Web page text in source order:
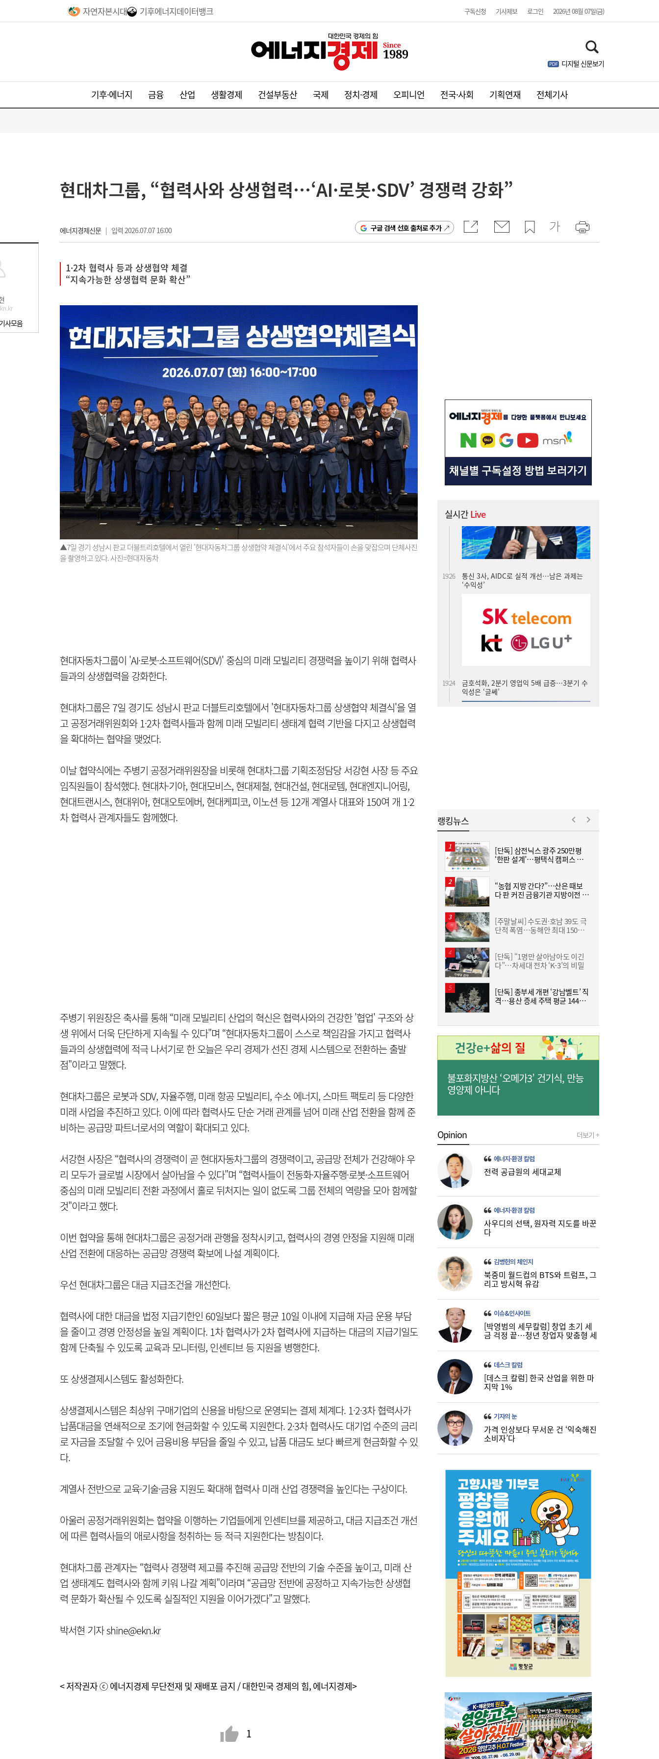
자연자본시대 기후에너지데이터뱅크 구독신청 기사제보 로그인 2026년 08월 07일(금)
디지털 신문보기
기후·에너지 금융 산업 생활경제 건설부동산 국제 정치·경제 오피니언 전국·사회 기획연재 전체기사
사모음
현대차그룹, “협력사와 상생협력…‘AI·로봇·SDV’ 경쟁력 강화”
에너지경제신문| 입력 2026.07.07 16:00 구글 검색 선호 출처로 추가
1·2차 협력사 등과 상생협약 체결
“지속가능한 상생협력 문화 확산”
▲7일 경기 성남시 판교 더블트리호텔에서 열린 '현대자동차그룹 상생협약 체결식'에서 주요 참석자들이 손을 맞잡으며 단체사진
을 촬영하고 있다. 사진=현대자동차
현대자동차그룹이 'AI·로봇·소프트웨어(SDV)' 중심의 미래 모빌리티 경쟁력을 높이기 위해 협력사
들과의 상생협력을 강화한다.
현대차그룹은 7일 경기도 성남시 판교 더블트리호텔에서 '현대자동차그룹 상생협약 체결식'을 열
고 공정거래위원회와 1·2차 협력사들과 함께 미래 모빌리티 생태계 협력 기반을 다지고 상생협력
을 확대하는 협약을 맺었다.
이날 협약식에는 주병기 공정거래위원장을 비롯해 현대차그룹 기획조정담당 서강현 사장 등 주요
임직원들이 참석했다. 현대차·기아, 현대모비스, 현대제철, 현대건설, 현대로템, 현대엔지니어링,
현대트랜시스, 현대위아, 현대오토에버, 현대케피코, 이노션 등 12개 계열사 대표와 150여 개 1·2
차 협력사 관계자들도 함께했다.
주병기 위원장은 축사를 통해 “미래 모빌리티 산업의 혁신은 협력사와의 건강한 '협업' 구조와 상
생 위에서 더욱 단단하게 지속될 수 있다"며 “현대자동차그룹이 스스로 책임감을 가지고 협력사
들과의 상생협력에 적극 나서기로 한 오늘은 우리 경제가 선진 경제 시스템으로 전환하는 출발
점"이라고 말했다.
현대차그룹은 로봇과 SDV, 자율주행, 미래 항공 모빌리티, 수소 에너지, 스마트 팩토리 등 다양한
미래 사업을 추진하고 있다. 이에 따라 협력사도 단순 거래 관계를 넘어 미래 산업 전환을 함께 준
비하는 공급망 파트너로서의 역할이 확대되고 있다.
서강현 사장은 “협력사의 경쟁력이 곧 현대자동차그룹의 경쟁력이고, 공급망 전체가 건강해야 우
리 모두가 글로벌 시장에서 살아남을 수 있다"며 “협력사들이 전동화·자율주행·로봇·소프트웨어
중심의 미래 모빌리티 전환 과정에서 홀로 뒤처지는 일이 없도록 그룹 전체의 역량을 모아 함께할
것"이라고 했다.
이번 협약을 통해 현대차그룹은 공정거래 관행을 정착시키고, 협력사의 경영 안정을 지원해 미래
산업 전환에 대응하는 공급망 경쟁력 확보에 나설 계획이다.
우선 현대차그룹은 대금 지급조건을 개선한다.
협력사에 대한 대금을 법정 지급기한인 60일보다 짧은 평균 10일 이내에 지급해 자금 운용 부담
을 줄이고 경영 안정성을 높일 계획이다. 1차 협력사가 2차 협력사에 지급하는 대금의 지급기일도
함께 단축될 수 있도록 교육과 모니터링, 인센티브 등 지원을 병행한다.
또 상생결제시스템도 활성화한다.
상생결제시스템은 최상위 구매기업의 신용을 바탕으로 운영되는 결제 체계다. 1·2·3차 협력사가
납품대금을 연쇄적으로 조기에 현금화할 수 있도록 지원한다. 2·3차 협력사도 대기업 수준의 금리
로 자금을 조달할 수 있어 금융비용 부담을 줄일 수 있고, 납품 대금도 보다 빠르게 현금화할 수 있
다.
계열사 전반으로 교육·기술·금융 지원도 확대해 협력사 미래 산업 경쟁력을 높인다는 구상이다.
아울러 공정거래위원회는 협약을 이행하는 기업들에게 인센티브를 제공하고, 대금 지급조건 개선
에 따른 협력사들의 애로사항을 청취하는 등 적극 지원한다는 방침이다.
현대차그룹 관계자는 “협력사 경쟁력 제고를 추진해 공급망 전반의 기술 수준을 높이고, 미래 산
업 생태계도 협력사와 함께 키워 나갈 계획"이라며 “공급망 전반에 공정하고 지속가능한 상생협
력 문화가 확산될 수 있도록 실질적인 지원을 이어가겠다"고 말했다.
박서현 기자 shine@ekn.kr
< 저작권자 ⓒ 에너지경제 무단전재 및 재배포 금지 / 대한민국 경제의 힘, 에너지경제>
1
실시간Live
통신 3사, AIDC로 실적 개선…남은 과제는
‘수익성’
금호석화, 2분기 영업익 5배 급증…3분기 수
익성은 ‘글쎄’
17:42
우리은행, 전북 해상풍력 발전사업에 생산적
금융 투입
17:13
유저에 굿즈 주면 사행성 조장?…“시대 맞춰
게임법 바꿔야”
락 부른 ‘루빈 리스크’
16:47
‘북극항로 선구자’ 김태유 교수, 대통령 직속
규제합리화위 부위원장 위촉
랭킹뉴스
[단독] 삼전닉스 광주 250만평
‘한판 설계’…평택식 캠퍼스 들
“농협 지방 간다?”…산은 때보
다 판 커진 금융기관 지방이전 논
[주말날씨] 수도권·호남 39도 극
단적 폭염…동해안 최대 150㎜
[단독] “1명만 살아남아도 이긴
다”…차세대 전차 ‘K-3’의 비밀
[단독] 종부세 개편 ‘강남벨트’ 직
격…용산 증세 주택 평균 1449
불포화지방산 ‘오메가3’ 건기식, 만능
영양제 아니다
Opinion 더보기 +
에너지·환경 칼럼
전력 공급원의 세대교체
에너지·환경 칼럼
사우디의 선택, 원자력 지도를 바꾼
다
김병헌의 체인지
북중미 월드컵의 BTS와 트럼프, 그
리고 방시혁 유감
이슈&인사이트
[박영범의 세무칼럼] 창업 초기 세
금 걱정 끝…청년 창업자 맞춤형 세
데스크 칼럼
[데스크 칼럼] 한국 산업을 위한 마
지막 1%
기자의 눈
가격 인상보다 무서운 건 ‘익숙해진
소비자’다